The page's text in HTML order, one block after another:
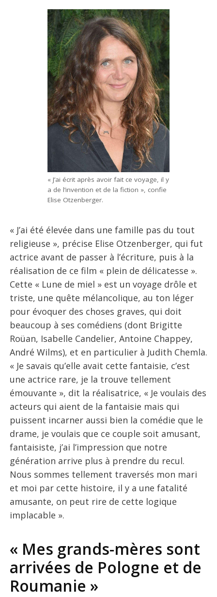
« J’ai écrit après avoir fait ce voyage, il y
a de l’invention et de la fiction », confie
Elise Otzenberger.
« J’ai été élevée dans une famille pas du tout
religieuse », précise Elise Otzenberger, qui fut
actrice avant de passer à l’écriture, puis à la
réalisation de ce film « plein de délicatesse ».
Cette « Lune de miel » est un voyage drôle et
triste, une quête mélancolique, au ton léger
pour évoquer des choses graves, qui doit
beaucoup à ses comédiens (dont Brigitte
Roüan, Isabelle Candelier, Antoine Chappey,
André Wilms), et en particulier à Judith Chemla.
« Je savais qu’elle avait cette fantaisie, c’est
une actrice rare, je la trouve tellement
émouvante », dit la réalisatrice, « Je voulais des
acteurs qui aient de la fantaisie mais qui
puissent incarner aussi bien la comédie que le
drame, je voulais que ce couple soit amusant,
fantaisiste, j’ai l’impression que notre
génération arrive plus à prendre du recul.
Nous sommes tellement traversés mon mari
et moi par cette histoire, il y a une fatalité
amusante, on peut rire de cette logique
implacable ».
« Mes grands-mères sont
arrivées de Pologne et de
Roumanie »